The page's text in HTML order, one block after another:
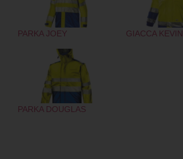
PARKA JOEY GIACCA KEVIN
PARKA DOUGLAS